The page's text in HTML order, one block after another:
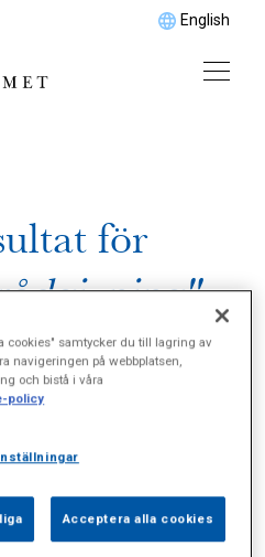
English
för
cookies" samtycker du till lagring av
navigeringen på webbplatsen,
och bistå i våra
policy
Acceptera alla cookies